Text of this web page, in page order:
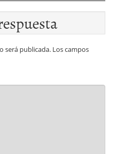
será publicada. Los campos